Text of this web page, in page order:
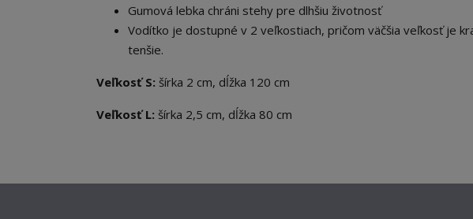
Gumová lebka chráni stehy pre dlhšiu životnosť
Vodítko je dostupné v 2 veľkostiach, pričom väčšia veľkosť je
tenšie.
Veľkosť S: šírka 2 cm, dĺžka 120 cm
Veľkosť L: šírka 2,5 cm, dĺžka 80 cm